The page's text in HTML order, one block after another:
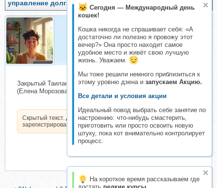
Сегодня — Международный день
кошек!
Кошка никогда не спрашивает себя: «А
достаточно ли полезно я провожу этот
вечер?» Она просто находит самое
удобное место и живёт свою лучшую
жизнь. Уважаем.
Мы тоже решили немного приблизиться к
этому уровню дзена и запускаем Акцию.
Все детали и условия акции
Идеальный повод выбрать себе занятие по
настроению: что-нибудь смастерить,
приготовить или просто освоить новую
штуку, пока кот внимательно контролирует
процесс.
На короткое время рассказываем где
управление долгами (Иван Рыков)
Организатор
Организатор складчин
Закрытый Таиланд. Таиланд без туристического фильтра
(Елена Морозова)
Скрытый текст. Доступен только
зарегистрированным пользователям.